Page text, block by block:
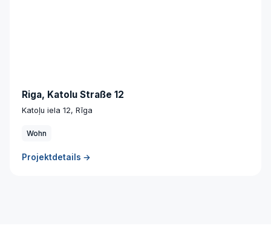
Riga, Katolu Straße 12
Katoļu iela 12, Rīga
Wohn
Projektdetails →